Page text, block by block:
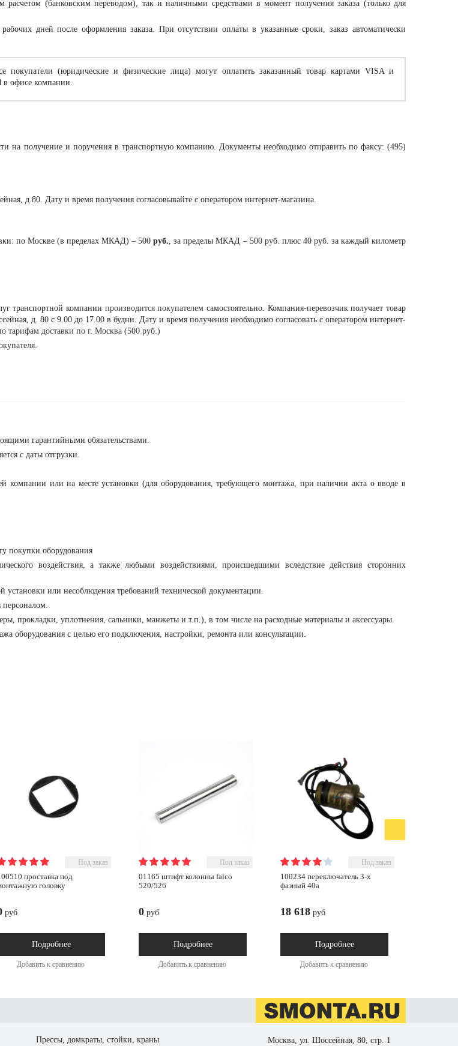
расчетом (банковским переводом), так и наличными средствами в момент получения заказа (только для
дней после оформления заказа. При отсутствии оплаты в указанные сроки, заказ автоматически
покупатели (юридические и физические лица) могут оплатить заказанный товар картами VISA и
в офисе компании.
на получение и поручения в транспортную компанию. Документы необходимо отправить по факсу: (495)
д.80. Дату и время получения согласовывайте с оператором интернет-магазина.
по Москве (в пределах МКАД) – 500 руб., за пределы МКАД – 500 руб. плюс 40 руб. за каждый километр
транспортной компании производится покупателем самостоятельно. Компания-перевозчик получает товар
д. 80 с 9.00 до 17.00 в будни. Дату и время получения необходимо согласовать с оператором интернет-
тарифам доставки по г. Москва (500 руб.)
гарантийными обязательствами.
с даты отгрузки.
компании или на месте установки (для оборудования, требующего монтажа, при наличии акта о вводе в
покупки оборудования
воздействия, а также любыми воздействиями, происшедшими вследствие действия сторонних
установки или несоблюдения требований технической документации.
прокладки, уплотнения, сальники, манжеты и т.п.), в том числе на расходные материалы и аксессуары.
оборудования с целью его подключения, настройки, ремонта или консультации.
Под заказ
под
головку
руб
Подробнее
Добавить к сравнению
Под заказ
01165 штифт колонны falco
520/526
0 руб
Подробнее
Добавить к сравнению
Под заказ
100234 переключатель 3-х
фазный 40а
18 618 руб
Подробнее
Добавить к сравнению
Прессы, домкраты, стойки, краны Москва, ул. Шоссейная, 80, стр. 1